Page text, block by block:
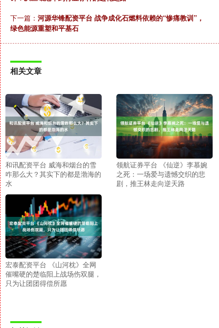
下一篇： 河源华锋配资平台 战争成化石燃料依赖的“惨痛教训”，
绿色能源重塑和平基石
相关文章
和讯配资平台 威海和烟台的雪
咋那么大？其实下的都是渤海的
水
领航证券平台 《仙逆》李慕婉
之死：一场爱与遗憾交织的悲
剧，推王林走向逆天路
宏泰配资平台 《山河枕》全网
催嘴硬的楚临阳上战场伤双腿，
只为让团团得偿所愿